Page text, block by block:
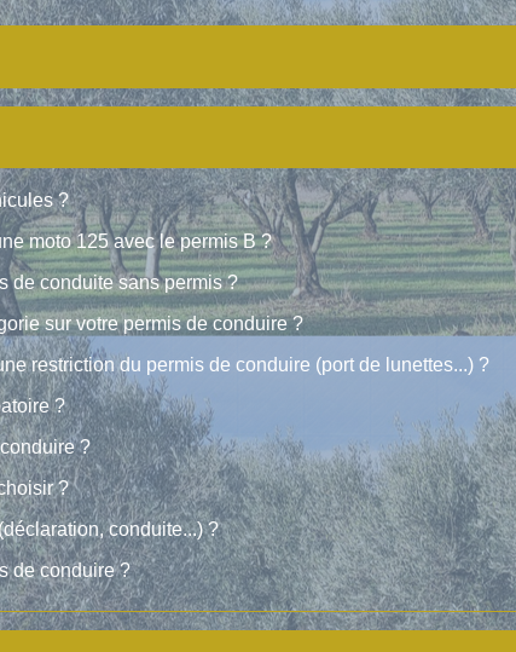
?
moto 125 avec le permis B ?
de conduite sans permis ?
sur votre permis de conduire ?
restriction du permis de conduire (port de lunettes...) ?
?
?
?
conduite...) ?
de conduire ?